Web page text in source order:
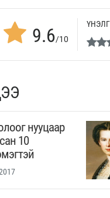
9.6/10
нууцаар
10